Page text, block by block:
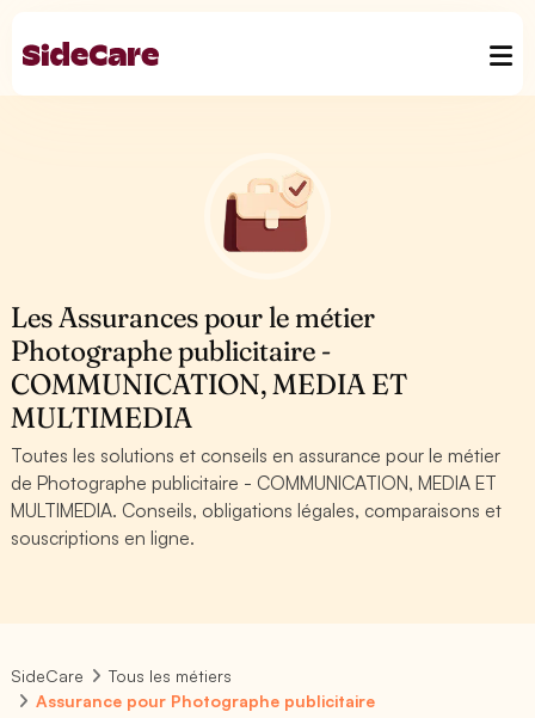
Les Assurances pour le métier
Photographe publicitaire -
COMMUNICATION, MEDIA ET
MULTIMEDIA
Toutes les solutions et conseils en assurance pour le métier
de Photographe publicitaire - COMMUNICATION, MEDIA ET
MULTIMEDIA. Conseils, obligations légales, comparaisons et
souscriptions en ligne.
SideCare
Tous les métiers
Assurance pour Photographe publicitaire